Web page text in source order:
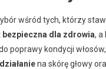
wśród tych, którzy
bezpieczna dla zdrowia, a
poprawy kondycji
na skórę głowy